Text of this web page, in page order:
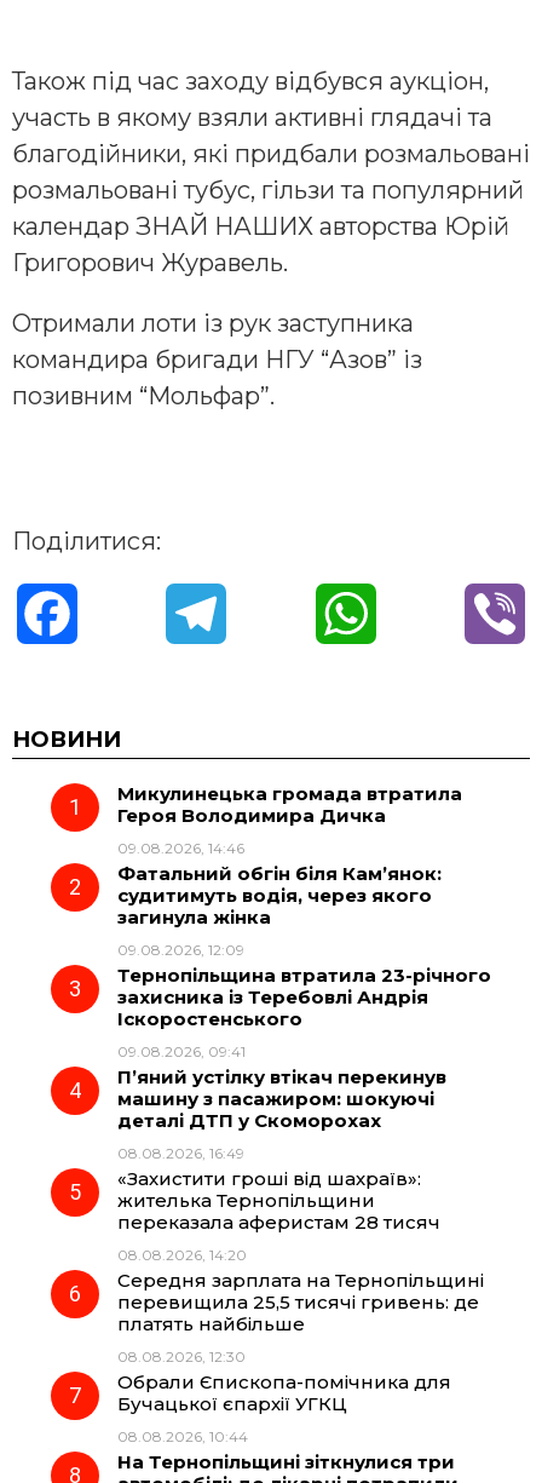
Також під час заходу відбувся аукціон,
участь в якому взяли активні глядачі та
благодійники, які придбали розмальовані
розмальовані тубус, гільзи та популярний
календар ЗНАЙ НАШИХ авторства Юрій
Григорович Журавель.
Отримали лоти із рук заступника
командира бригади НГУ “Азов” із
позивним “Мольфар”.
Поділитися:
c
e
o
o
e
g
r
a
t
p
НОВИНИ
Микулинецька громада втратила
Героя Володимира Дичка
09.08.2026, 14:46
Фатальний обгін біля Кам’янок:
судитимуть водія, через якого
загинула жінка
09.08.2026, 12:09
Тернопільщина втратила 23-річного
захисника із Теребовлі Андрія
Іскоростенського
09.08.2026, 09:41
П’яний устілку втікач перекинув
машину з пасажиром: шокуючі
деталі ДТП у Скоморохах
08.08.2026, 16:49
«Захистити гроші від шахраїв»:
жителька Тернопільщини
переказала аферистам 28 тисяч
08.08.2026, 14:20
Середня зарплата на Тернопільщині
перевищила 25,5 тисячі гривень: де
платять найбільше
08.08.2026, 12:30
Обрали Єпископа-помічника для
Бучацької єпархії УГКЦ
08.08.2026, 10:44
На Тернопільщині зіткнулися три